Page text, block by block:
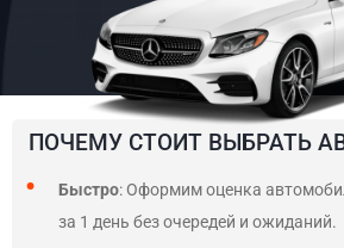
ПОЧЕМУ СТОИТ ВЫБРАТЬ
Быстро: Оформим оценка
за 1 день без очередей и ожиданий.